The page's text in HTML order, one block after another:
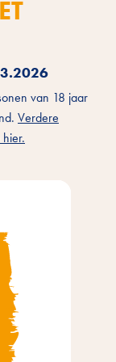
van 18 jaar
Verdere